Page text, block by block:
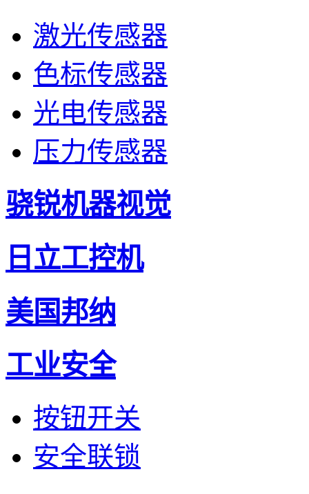
激光传感器
色标传感器
光电传感器
压力传感器
骁锐机器视觉
日立工控机
美国邦纳
工业安全
按钮开关
安全联锁